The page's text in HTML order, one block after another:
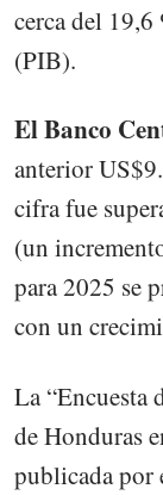
cerca del
(PIB).
El Banco
anterior
cifra fue
(un
para 2025 se
con un
La “Encuesta
de Honduras
publicada por